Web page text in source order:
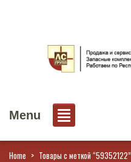
Menu
Home > Товары с меткой “59352122”